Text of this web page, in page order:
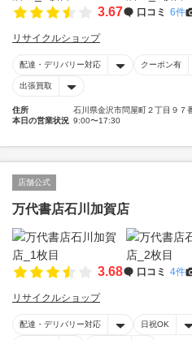
3.67 口コミ 6件
リサイクルショップ
配達・デリバリー対応 クーポン有
出張買取
住所
石川県金沢市問屋町２丁目９７
本日の営業状況 9:00〜17:30
店舗公式
万代書店石川加賀店
3.68 口コミ 4件
リサイクルショップ
配達・デリバリー対応 日祝OK